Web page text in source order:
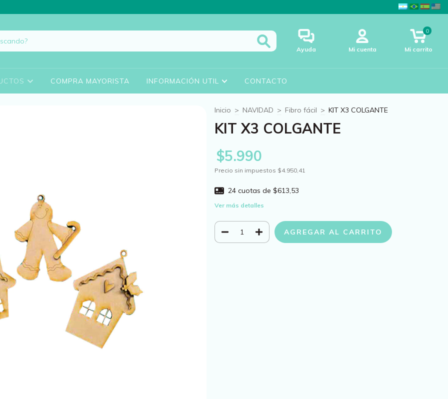
Ayuda Mi cuenta Mi carrito
0
COMPRA MAYORISTA INFORMACIÓN UTIL CONTACTO
Inicio > NAVIDAD > Fibro fácil > KIT X3 COLGANTE
KIT X3 COLGANTE
$5.990
Precio sin impuestos $4.950,41
24 cuotas de $613,53
Ver más detalles